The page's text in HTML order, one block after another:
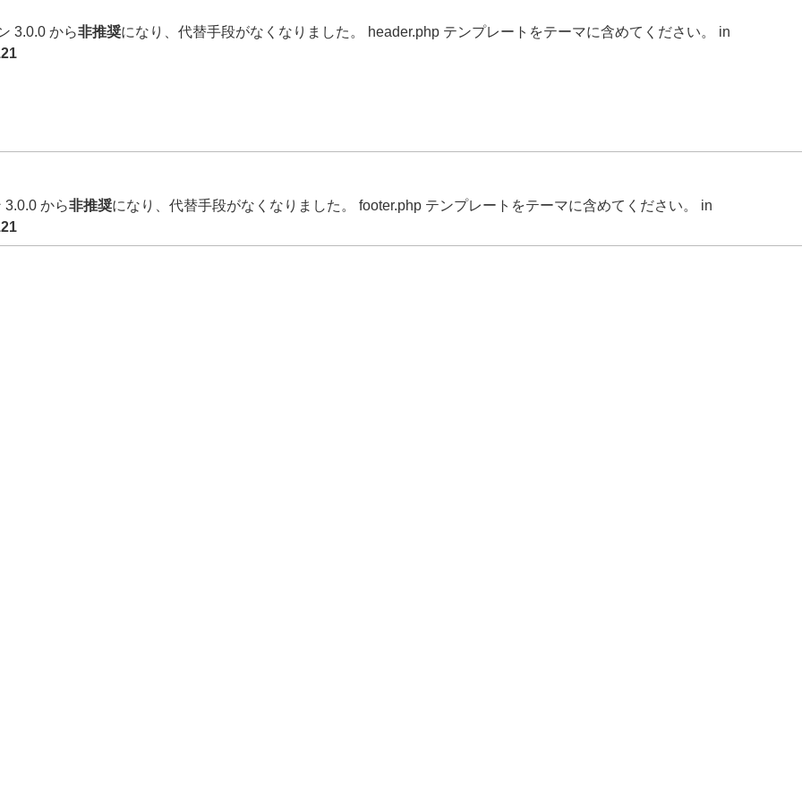
3.0.0 から非推奨になり、代替手段がなくなりました。 header.php テンプレートをテーマに含めてください。 in
3.0.0 から非推奨になり、代替手段がなくなりました。 footer.php テンプレートをテーマに含めてください。 in